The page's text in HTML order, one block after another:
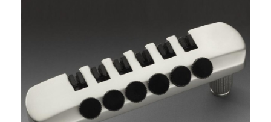
Türk Müziği Enstrümanları
Kitap
Yeni Gelenler